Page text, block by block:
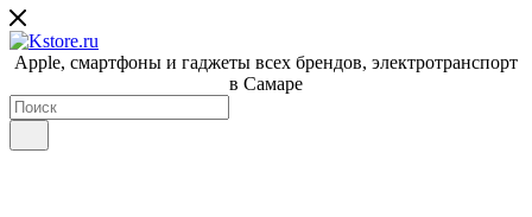
Apple, cмартфоны и гаджеты всех брендов, электротранспорт
в Самаре